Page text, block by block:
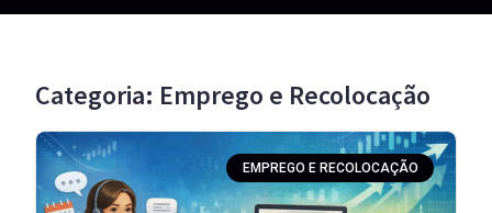
Categoria: Emprego e Recolocação
EMPREGO E RECOLOCAÇÃO